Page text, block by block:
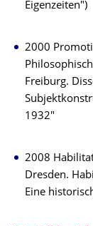
Eigenzeiten")
2000
Freiburg.
1932"
2008
Dresden.
Eine